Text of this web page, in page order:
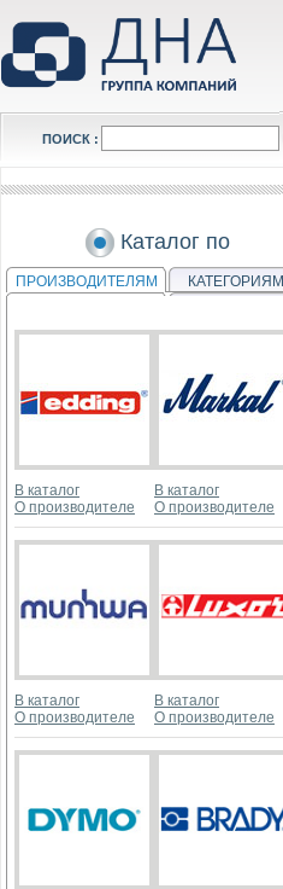
ПОИСК :
Каталог по
ПРОИЗВОДИТЕЛЯМ КАТЕГОРИЯМ
В каталог
О производителе
В каталог
О производителе
В каталог
О производителе
В каталог
О производителе